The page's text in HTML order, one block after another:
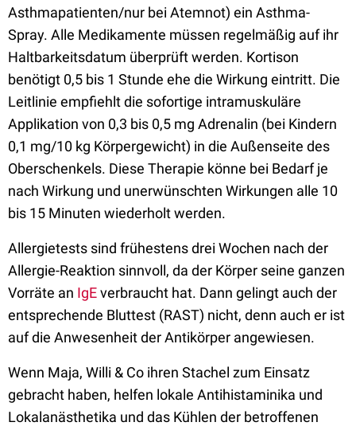
Asthmapatienten/nur bei Atemnot) ein Asthma-
Spray. Alle Medikamente müssen regelmäßig auf ihr
Haltbarkeitsdatum überprüft werden. Kortison
benötigt 0,5 bis 1 Stunde ehe die Wirkung eintritt. Die
Leitlinie empfiehlt die sofortige intramuskuläre
Applikation von 0,3 bis 0,5 mg Adrenalin (bei Kindern
0,1 mg/10 kg Körpergewicht) in die Außenseite des
Oberschenkels. Diese Therapie könne bei Bedarf je
nach Wirkung und unerwünschten Wirkungen alle 10
bis 15 Minuten wiederholt werden.
Allergietests sind frühestens drei Wochen nach der
Allergie-Reaktion sinnvoll, da der Körper seine ganzen
Vorräte an IgEverbraucht hat. Dann gelingt auch der
entsprechende Bluttest (RAST) nicht, denn auch er ist
auf die Anwesenheit der Antikörper angewiesen.
Wenn Maja, Willi & Co ihren Stachel zum Einsatz
gebracht haben, helfen lokale Antihistaminika und
Lokalanästhetika und das Kühlen der betroffenen